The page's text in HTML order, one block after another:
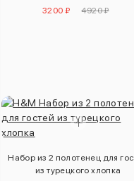
3200 ₽
4920 ₽
Набор из 2 полотенец для
из турецкого хлопка